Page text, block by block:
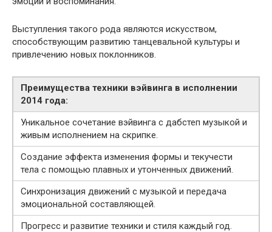
Выступления такого рода являются искусством,
способствующим развитию танцевальной культуры и
привлечению новых поклонников.
Преимущества техники вэйвинга в исполнении
2014 года:
Уникальное сочетание вэйвинга с дабстеп музыкой и
живым исполнением на скрипке.
Создание эффекта изменения формы и текучести
тела с помощью плавных и утонченных движений.
Синхронизация движений с музыкой и передача
эмоциональной составляющей.
Прогресс и развитие техники и стиля каждый год.